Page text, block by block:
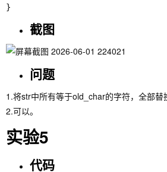
截图
问题
1.将str中所有等于old_char的字符，全部替
2.可以。
实验5
代码